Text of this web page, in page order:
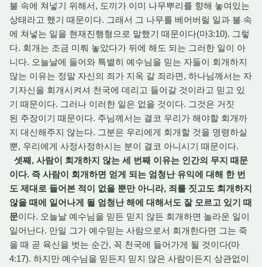
불 속에 쳐넣기 위해서, 도끼가 이미 나무뿌리를 향해 놓여있는
상태라고 했기 때문이다. 그래서 그 나무를 베어버릴 일과 불 속
에 쳐넣는 일을 현재진행형으로 말했기 때문이다(마3:10). 그렇
다. 회개는 조금 미뤄 놓았다가 뒤에 해도 되는 그러한 일이 아
니다. 오늘날에 들어와 특별히 예수님을 믿는 자들이 회개하지
않는 이유는 정말 자신의 죄가 지옥 갈 죄라면, 하나님께서는 자
기자신을 회개시켜셔 천국에 데리고 들어갈 것이라고 믿고 있
기 때문이다. 그러나 이러한 일은 없을 것이다. 그것은 거짓
된 주장이기 때문이다. 주님께서는 결코 우리가 해야할 회개까
지 대신해주지 않는다. 그분은 우리에게 회개할 것을 명령하실
뿐, 우리에게 사정사정하시는 분이 결코 아니시기 때문이다.
셋째, 사람이 회개하지 않는 세 번째 이유는 인간의 무지 때문
이다. 즉 사람이 회개하면 얻게 되는 엄청난 유익에 대해 한 번
도 제대로 들어본 적이 없을 뿐만 아니라, 죄를 짓고도 회개하지
않을 때에 일어나게 될 엄청난 해에 대해서도 잘 모르고 있기 때
문이다. 오늘날 예수님을 믿든 믿지 않든 회개하면 놀라운 일이
일어난다. 만일 그가 예수믿는 사람으로서 회개한다면 그는 죽
을 때 곧 육신을 벗는 순간, 꼭 천국에 들어가게 될 것이다(마
4:17). 하지만 예수님을 믿든지 믿지 않은 사람이든지 상관없이